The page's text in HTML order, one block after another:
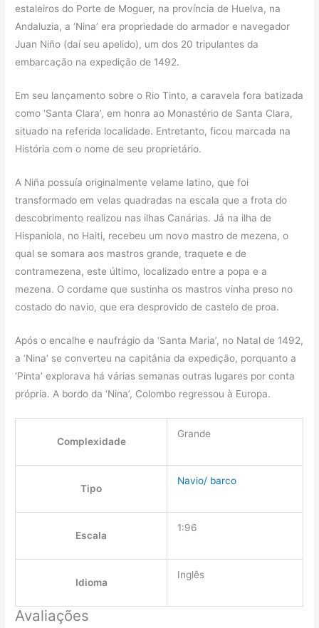
estaleiros do Porte de Moguer, na província de Huelva, na
Andaluzia, a ‘Nina’ era propriedade do armador e navegador
Juan Niño (daí seu apelido), um dos 20 tripulantes da
embarcação na expedição de 1492.
Em seu lançamento sobre o Rio Tinto, a caravela fora batizada
como ‘Santa Clara’, em honra ao Monastério de Santa Clara,
situado na referida localidade. Entretanto, ficou marcada na
História com o nome de seu proprietário.
A Niña possuía originalmente velame latino, que foi
transformado em velas quadradas na escala que a frota do
descobrimento realizou nas ilhas Canárias. Já na ilha de
Hispaniola, no Haiti, recebeu um novo mastro de mezena, o
qual se somara aos mastros grande, traquete e de
contramezena, este último, localizado entre a popa e a
mezena. O cordame que sustinha os mastros vinha preso no
costado do navio, que era desprovido de castelo de proa.
Após o encalhe e naufrágio da ‘Santa Maria’, no Natal de 1492,
a ‘Nina’ se converteu na capitânia da expedição, porquanto a
‘Pinta’ explorava há várias semanas outras lugares por conta
própria. A bordo da ‘Nina’, Colombo regressou à Europa.
Complexidade
Grande
Tipo
Navio/ barco
Escala
1:96
Idioma
Inglês
Avaliações